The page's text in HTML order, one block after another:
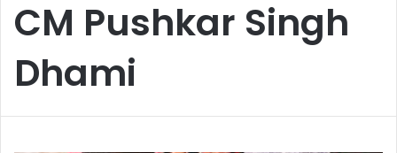
CM Pushkar Singh
Dhami